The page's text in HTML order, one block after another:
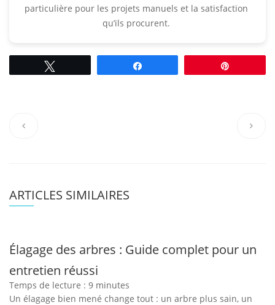
particulière pour les projets manuels et la satisfaction
qu’ils procurent.​
ARTICLES SIMILAIRES
Élagage des arbres : Guide complet pour un
entretien réussi
Temps de lecture : 9 minutes
Un élagage bien mené change tout : un arbre plus sain, un